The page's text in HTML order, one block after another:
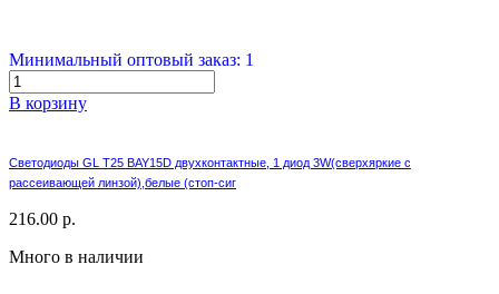
Минимальный оптовый заказ: 1
В корзину
Светодиоды GL T25 BAY15D двухконтактные, 1 диод 3W(сверхяркие с
рассеивающей линзой),белые (стоп-сиг
216.00 р.
Много в наличии